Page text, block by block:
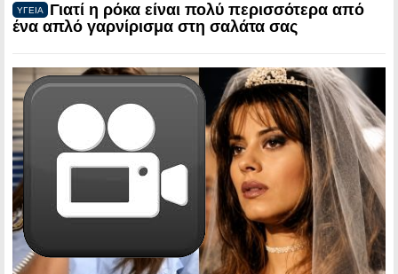
ΥΓΕΙΑ
Γιατί η ρόκα είναι πολύ περισσότερα από
ένα απλό γαρνίρισμα στη σαλάτα σας